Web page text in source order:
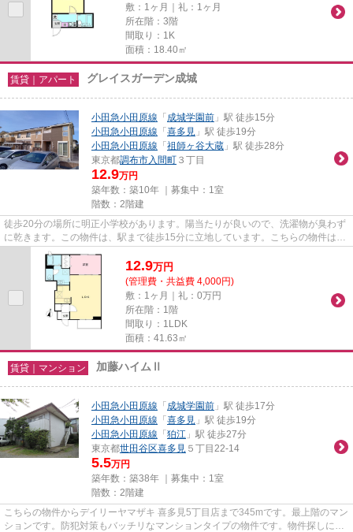
敷：1ヶ月｜礼：1ヶ月
所在階：3階
間取り：1K
面積：18.40㎡
賃貸｜アパート グレイスガーデン成城
小田急小田原線 「成城学園前 」駅 徒歩15分
小田急小田原線 「喜多見 」駅 徒歩19分
小田急小田原線 「祖師ヶ谷大蔵 」駅 徒歩28分
東京都調布市 入間町 ３丁目
12.9万円
築年数：築10年 ｜募集中： 1室
階数：2階建
徒歩20分の場所に明正小学校があります。陽当たりが良いので、洗濯物が臭わず
に乾きます。この物件は、駅まで徒歩15分に立地しています。こちらの物件はア
パートです。当社スタッフが...
12.9万円
(管理費・共益費 4,000円)
敷：1ヶ月｜礼：0万円
所在階：1階
間取り：1LDK
面積：41.63㎡
賃貸｜マンション 加藤ハイムⅡ
小田急小田原線 「成城学園前 」駅 徒歩17分
小田急小田原線 「喜多見 」駅 徒歩19分
小田急小田原線 「狛江 」駅 徒歩27分
東京都世田谷区喜多見 ５丁目22-14
5.5万円
築年数：築38年 ｜募集中： 1室
階数：2階建
こちらの物件からデイリーヤマザキ 喜多見5丁目店まで345mです。最上階のマン
ションです。防犯対策もバッチリなマンションタイプの物件です。物件探しに悩